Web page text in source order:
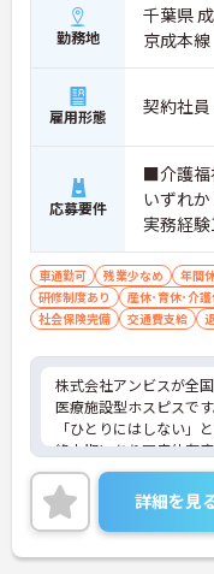
・入職後はお一人おひ
のＯＪＴ研修を実施し
の機会も提供されます
・施設内には看護師が
の対応や専門的な医療
負担が減ります
・介護スタッフと看護
しやすく、初任者研修
専門性を高められます
＜残業月7時間以下で身
・常勤で働くスタッフ
高く、急なシフト変更
にくい人員体制です
・訪問スケジュールに
ため、月平均の残業時
・夜勤明けの翌日は原
編成が組まれており、
長期的な就業が可能です
＜評価制度でキャリア
・介護福祉士や初任者
夜勤回数がしっかりと
ーションを維持できます
・年次を問わずリーダ
職へ昇格する事例も多
キャリア形成が可能です
勤務地
千葉県
京成本
雇用形態 契約社
応募要件
■介護福
いずれ
実務経
以上あ
歓迎
車通勤可 残業少なめ 年間
研修制度あり
産休･育休･介
社会保険完備
交通費支給
株式会社アンビスが全
医療施設型ホスピスで
「ひとりにはしない」
終末期にあり医療依存
医療を支える社会的意
す。現場には看護師が
時の対応や医療行為は
者研修や実務者研修の
の生活を支えるケアに
詳細を見